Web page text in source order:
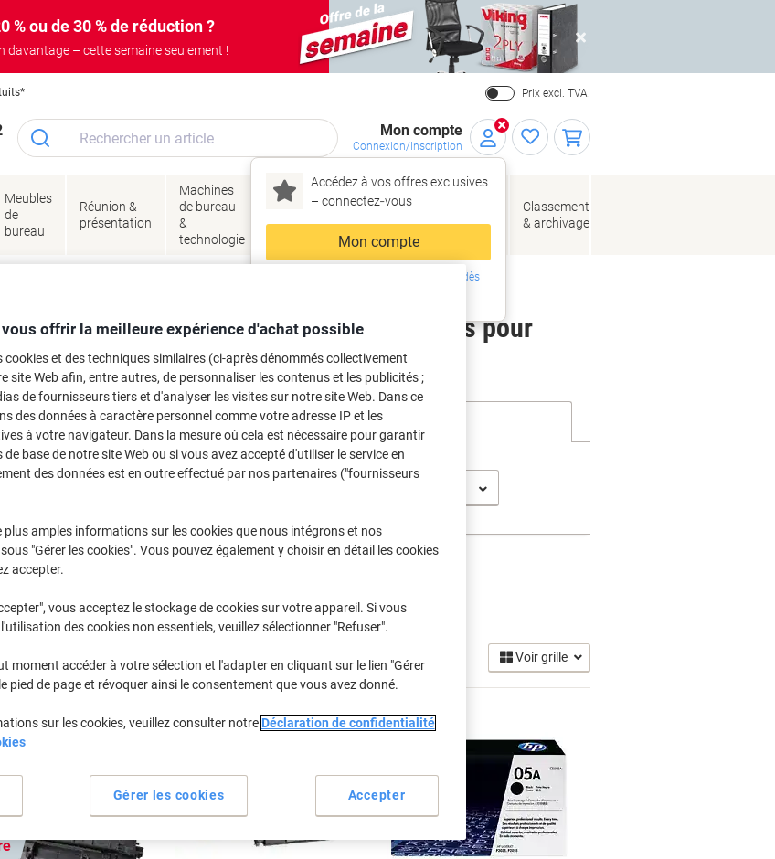
% ou de 30 % de réduction ?
davantage – cette semaine seulement !
Close
Prix excl. TVA.
Mon compte
Connexion/Inscription
Accédez à vos offres exclusives
– connectez‑vous
Mon compte
Inscrivez-vous dès
Meubles
de
bureau
Réunion &
présentation
Machines
de bureau
&
technologie
Encres
Papier,
enveloppes
&
emballage
de bureau
Classement
& archivage
d'encre, toners ou les étiquettes pour
Sélectionner la marque, la gamme et le modèle
précédemment achetées Se connecter
P 2033 N Cartouches Toner (4)
Voir grille
offrir la meilleure expérience d'achat possible
cookies et des techniques similaires (ci-après dénommés collectivement
site Web afin, entre autres, de personnaliser les contenus et les publicités ;
de fournisseurs tiers et d'analyser les visites sur notre site Web. Dans ce
des données à caractère personnel comme votre adresse IP et les
à votre navigateur. Dans la mesure où cela est nécessaire pour garantir
base de notre site Web ou si vous avez accepté d'utiliser le service en
des données est en outre effectué par nos partenaires ("fournisseurs
plus amples informations sur les cookies que nous intégrons et nos
"Gérer les cookies". Vous pouvez également y choisir en détail les cookies
accepter.
vous acceptez le stockage de cookies sur votre appareil. Si vous
des cookies non essentiels, veuillez sélectionner "Refuser".
moment accéder à votre sélection et l'adapter en cliquant sur le lien "Gérer
pied de page et révoquer ainsi le consentement que vous avez donné.
sur les cookies, veuillez consulter notre Déclaration de confidentialité
Gérer les cookies Accepter